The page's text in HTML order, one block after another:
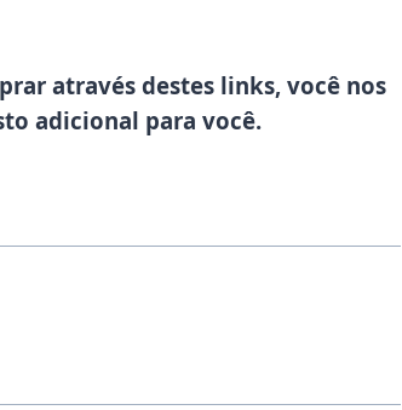
através destes links, você nos
adicional para você.